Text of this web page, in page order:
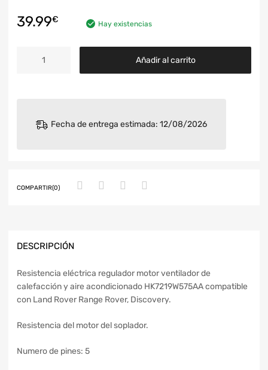
39.99€ Hay existencias
Añadir al carrito
Fecha de entrega estimada: 12/08/2026
COMPARTIR(0)
DESCRIPCIÓN
Resistencia eléctrica regulador motor ventilador de
calefacción y aire acondicionado HK7219W575AA compatible
con Land Rover Range Rover, Discovery.
Resistencia del motor del soplador.
Numero de pines: 5